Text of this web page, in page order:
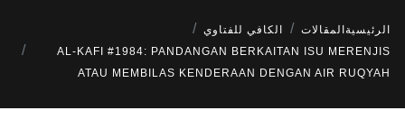
الرئيسية المقالات
الكافي للفتاوي
AL-KAFI #1984: PANDANGAN BERKAITAN ISU MERENJIS
ATAU MEMBILAS KENDERAAN DENGAN AIR RUQYAH